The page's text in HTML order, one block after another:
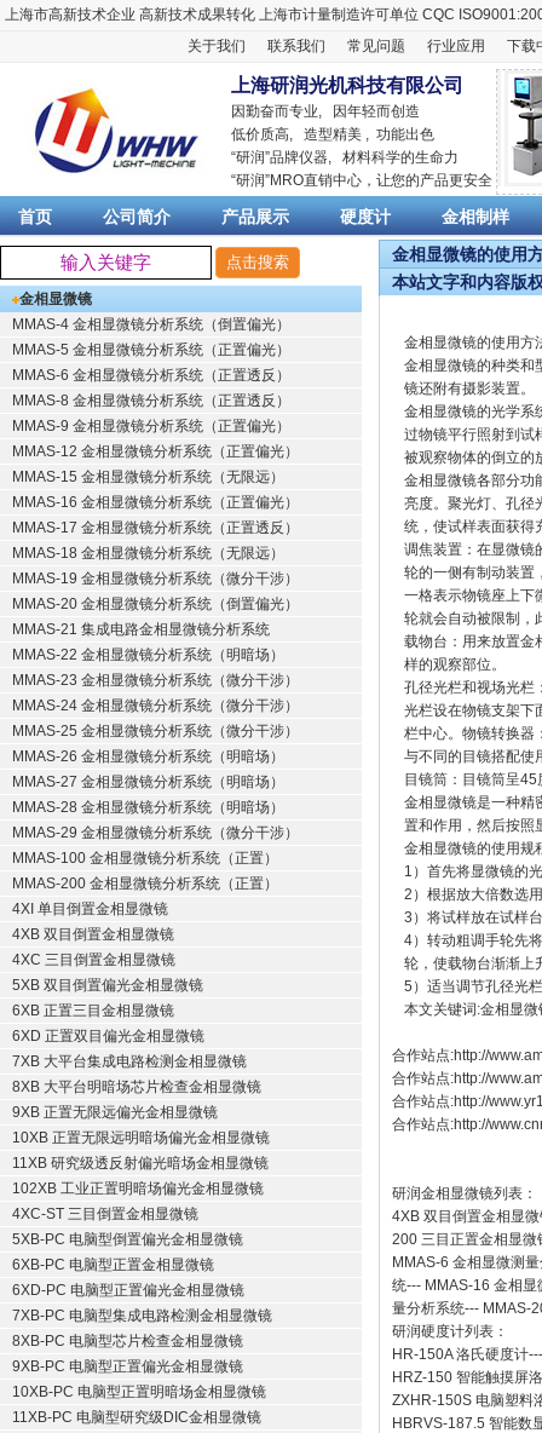
上海市高新技术企业 高新技术成果转化 上海市计量制造许可单位 CQC
关于我们
联系我们 常见问题 行业应用 下载
上海研润光机科技有限公司
因勤奋而专业, 因年轻而创造
低价质高, 造型精美 , 功能出色
“研润”品牌仪器, 材料科学的生命力
“研润”MRO直销中心，让您的产品更安全
首页 公司简介 产品展示 硬度计 金相制样
金相显微镜
MMAS-4 金相显微镜分析系统（倒置偏光）
MMAS-5 金相显微镜分析系统（正置偏光）
MMAS-6 金相显微镜分析系统（正置透反）
MMAS-8 金相显微镜分析系统（正置透反）
MMAS-9 金相显微镜分析系统（正置偏光）
MMAS-12 金相显微镜分析系统（正置偏光）
MMAS-15 金相显微镜分析系统（无限远）
MMAS-16 金相显微镜分析系统（正置偏光）
MMAS-17 金相显微镜分析系统（正置透反）
MMAS-18 金相显微镜分析系统（无限远）
MMAS-19 金相显微镜分析系统（微分干涉）
MMAS-20 金相显微镜分析系统（倒置偏光）
MMAS-21 集成电路金相显微镜分析系统
MMAS-22 金相显微镜分析系统（明暗场）
MMAS-23 金相显微镜分析系统（微分干涉）
MMAS-24 金相显微镜分析系统（微分干涉）
MMAS-25 金相显微镜分析系统（微分干涉）
MMAS-26 金相显微镜分析系统（明暗场）
MMAS-27 金相显微镜分析系统（明暗场）
MMAS-28 金相显微镜分析系统（明暗场）
MMAS-29 金相显微镜分析系统（微分干涉）
MMAS-100 金相显微镜分析系统（正置）
MMAS-200 金相显微镜分析系统（正置）
4XI 单目倒置金相显微镜
4XB 双目倒置金相显微镜
4XC 三目倒置金相显微镜
5XB 双目倒置偏光金相显微镜
6XB 正置三目金相显微镜
6XD 正置双目偏光金相显微镜
7XB 大平台集成电路检测金相显微镜
8XB 大平台明暗场芯片检查金相显微镜
9XB 正置无限远偏光金相显微镜
10XB 正置无限远明暗场偏光金相显微镜
11XB 研究级透反射偏光暗场金相显微镜
102XB 工业正置明暗场偏光金相显微镜
4XC-ST 三目倒置金相显微镜
5XB-PC 电脑型倒置偏光金相显微镜
6XB-PC 电脑型正置金相显微镜
6XD-PC 电脑型正置偏光金相显微镜
7XB-PC 电脑型集成电路检测金相显微镜
8XB-PC 电脑型芯片检查金相显微镜
9XB-PC 电脑型正置偏光金相显微镜
10XB-PC 电脑型正置明暗场金相显微镜
11XB-PC 电脑型研究级DIC金相显微镜
金相显微镜的使用
本站文字和内容版
金相显微镜的使用方
金相显微镜的种类和
镜还附有摄影装置。
金相显微镜的光学系
过物镜平行照射到试
被观察物体的倒立的
金相显微镜各部分功
亮度。聚光灯、孔径
统，使试样表面获得
调焦装置：在显微镜
轮的一侧有制动装置
一格表示物镜座上下
轮就会自动被限制，
载物台：用来放置金
样的观察部位。
孔径光栏和视场光栏
光栏设在物镜支架下
栏中心。物镜转换器
与不同的目镜搭配使
目镜筒：目镜筒呈
金相显微镜是一种精
置和作用，然后按照
金相显微镜的使用规
1）首先将显微镜的
2）根据放大倍数选
3）将试样放在试样
4）转动粗调手轮先
轮，使载物台渐渐上
5）适当调节孔径光
本文关键词:金相显
合作站点:http://
合作站点:http://
合作站点:http://
合作站点:http://
研润金相显微镜列表：
4XB 双目倒置金相显
200 三目正置金相显微
MMAS-6 金相显微测
统--- MMAS-16 金相显
量分析系统--- MMAS-
研润硬度计列表：
HR-150A 洛氏硬度计
HRZ-150 智能触摸屏
ZXHR-150S 电脑塑料
HBRVS-187.5 智能数